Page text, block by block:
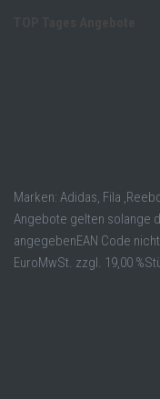
Marken: Adidas, Fila
Angebote gelten solange
angegebenEAN Code
EuroMwSt. zzgl. 19,00